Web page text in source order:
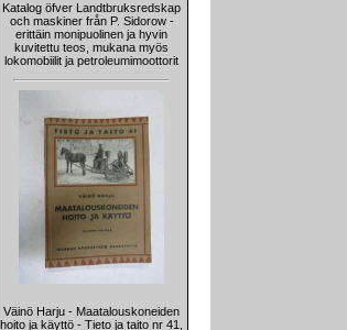
Katalog öfver Landtbruksredskap
och maskiner från P. Sidorow -
erittäin monipuolinen ja hyvin
kuvitettu teos, mukana myös
lokomobiilit ja petroleumimoottorit
Väinö Harju - Maatalouskoneiden
hoito ja käyttö - Tieto ja taito nr 41,